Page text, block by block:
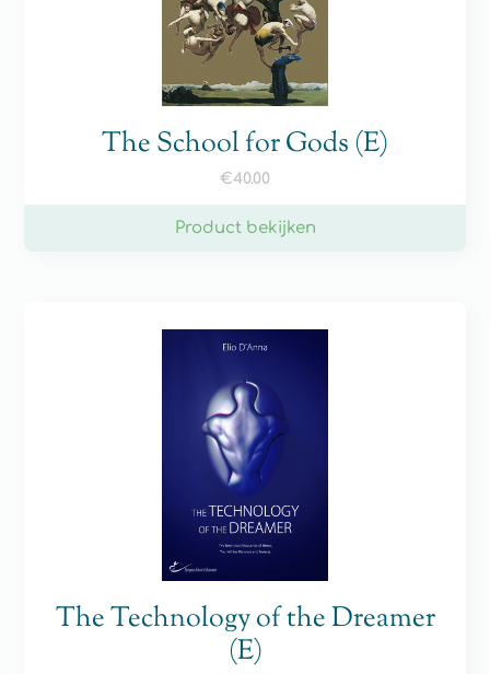
The School for Gods (E)
€40.00
Product bekijken
The Technology of the Dreamer
(E)